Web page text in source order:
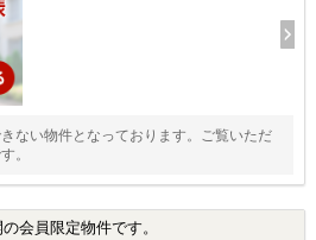
ない物件となっております。ご覧いただ
。
会員限定物件です。